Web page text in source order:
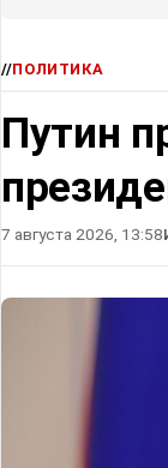
//ПОЛИТИКА
Путин
7 августа 2026, 13:58